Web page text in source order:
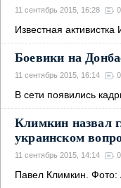
11 сентябрь 2015, 16:28 0
Известная
Боевики на
11 сентябрь 2015, 16:14 0
В сети появились
Климкин назвал
украинском
11 сентябрь 2015, 14:14 0
Павел Климкин. Фото: